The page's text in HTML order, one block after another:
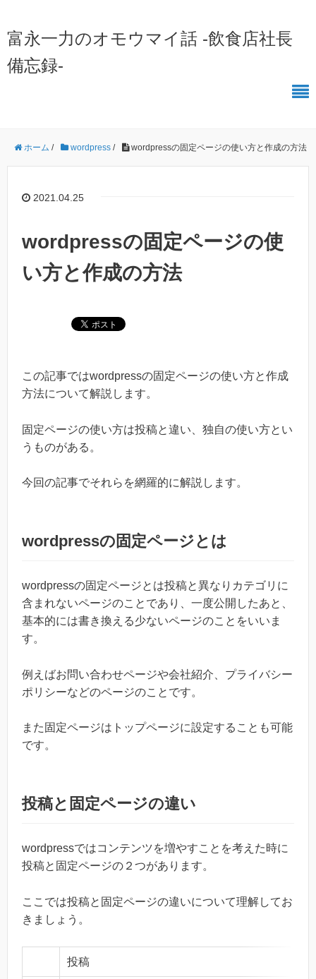
富永一力のオモウマイ話 -飲食店社長
備忘録-
ホーム / wordpress / wordpressの固定ページの使い方と作成の方法
2021.04.25
wordpressの固定ページの使
い方と作成の方法
この記事ではwordpressの固定ページの使い方と作成
方法について解説します。
固定ページの使い方は投稿と違い、独自の使い方とい
うものがある。
今回の記事でそれらを網羅的に解説します。
wordpressの固定ページとは
wordpressの固定ページとは投稿と異なりカテゴリに
含まれないページのことであり、一度公開したあと、
基本的には書き換える少ないページのことをいいま
す。
例えばお問い合わせページや会社紹介、プライバシー
ポリシーなどのページのことです。
また固定ページはトップページに設定することも可能
です。
投稿と固定ページの違い
wordpressではコンテンツを増やすことを考えた時に
投稿と固定ページの２つがあります。
ここでは投稿と固定ページの違いについて理解してお
きましょう。
投稿